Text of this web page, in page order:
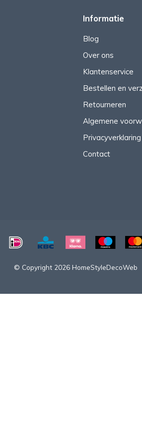
Informatie
Blog
Over ons
Klantenservice
Bestellen en
Retourneren
Algemene
Privacyverklaring
Contact
© Copyright 2026 HomeStyleDecoWeb